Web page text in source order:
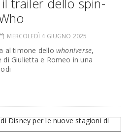
trailer dello spin-
MERCOLEDÌ 4 GIUGNO 2025
al timone dellowhoniverse,
Giulietta e Romeo in una